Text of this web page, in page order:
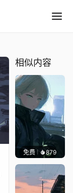
相似内容
免费 879辰东